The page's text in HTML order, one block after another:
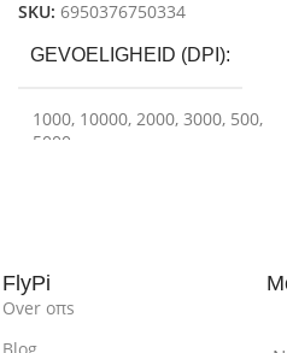
SKU:6950376750334
GEVOELIGHEID (DPI)
1000, 10000, 2000,3000, 500,
5000
FlyPi
Over oπs
Blog